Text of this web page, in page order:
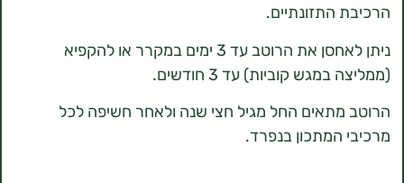
ניתן לאחסן את הרוטב עד 3 ימים במקרר או להקפיא
קוביות) עד 3 חודשים.
החל מגיל חצי שנה ולאחר חשיפה לכל
בנפרד.